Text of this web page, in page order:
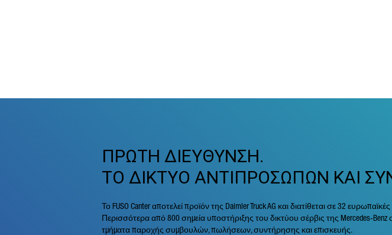
ΠΡΩΤΗ ΔΙΕΥΘΥΝΣΗ.
ΤΟ ΔΙΚΤΥΟ ΑΝΤΙΠΡΟΣΩΠΩΝ ΚΑΙ
Το FUSO Canter αποτελεί προϊόν της Daimler Truck AG και διατίθεται σε 32
Περισσότερα από 800 σημεία υποστήριξης του δικτύου σέρβις της Mercedes-
τμήματα παροχής συμβουλών, πωλήσεων, συντήρησης και επισκευής.